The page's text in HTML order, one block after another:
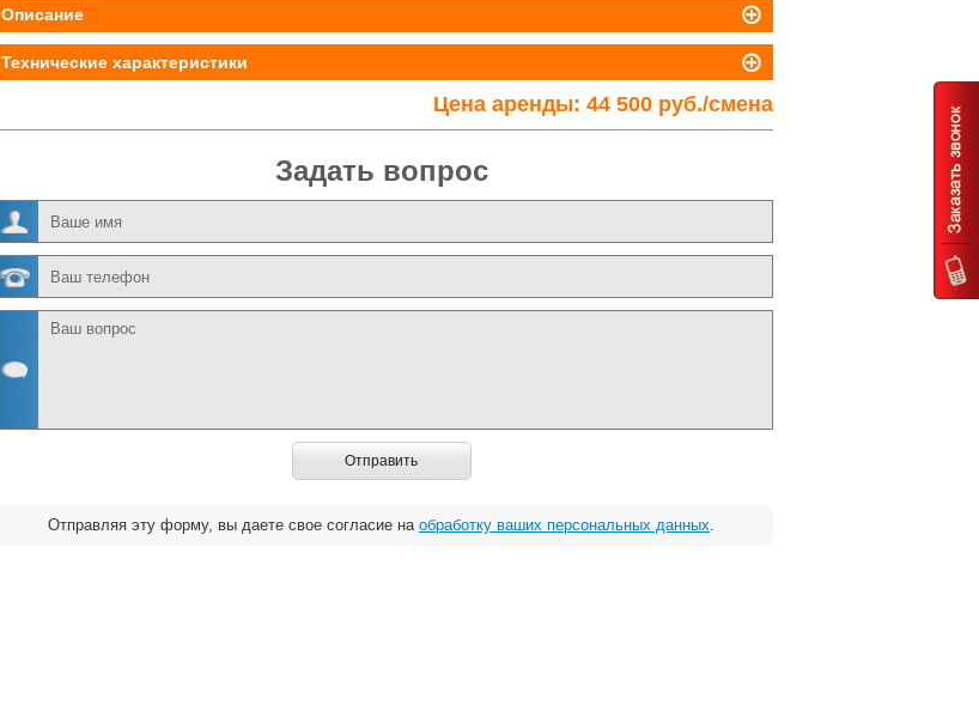
Описание
Технические характеристики
Цена аренды: 44 500 руб./смена
Задать вопрос
Отправить
Отправляя эту форму, вы даете свое согласие на обработку ваших персональных данных.